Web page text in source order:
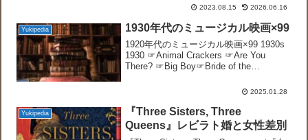
（サイト内リンク）04☞プロスペローの
2023.08.15 2026.06.16
Yukipedia 1930年代のミュージカル映画×99
1920年代のミュージカル映画×99 1930s
1930 ☞Animal Crackers ☞Are You
There? ☞Big Boy☞Bride of the
2025.01.28
Yukipedia
『Three Sisters, Three
Queens』レビラト婚と女性差別